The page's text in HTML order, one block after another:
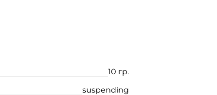
10 гр.
suspending